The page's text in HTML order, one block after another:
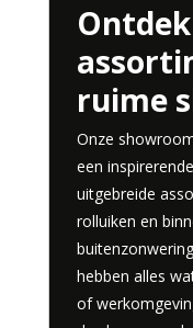
ruime
Onze
een
uitgebreide
rolluiken en
hebben alles
of